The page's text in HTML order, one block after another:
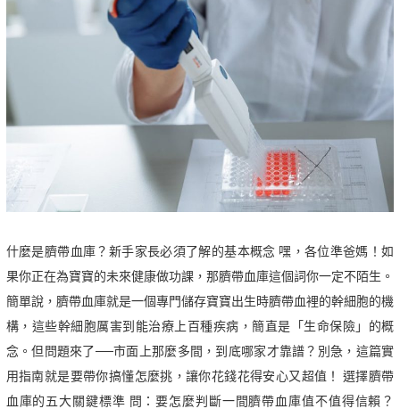
什麼是臍帶血庫？新手家長必須了解的基本概念 嘿，各位準爸媽！如
果你正在為寶寶的未來健康做功課，那臍帶血庫這個詞你一定不陌生。
簡單說，臍帶血庫就是一個專門儲存寶寶出生時臍帶血裡的幹細胞的機
構，這些幹細胞厲害到能治療上百種疾病，簡直是「生命保險」的概
念。但問題來了──市面上那麼多間，到底哪家才靠譜？別急，這篇實
用指南就是要帶你搞懂怎麼挑，讓你花錢花得安心又超值！ 選擇臍帶
血庫的五大關鍵標準 問：要怎麼判斷一間臍帶血庫值不值得信賴？